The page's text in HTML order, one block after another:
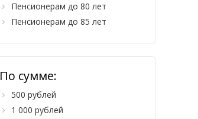
Пенсионерам до 80 лет
Пенсионерам до 85 лет
По сумме:
500 рублей
1 000 рублей